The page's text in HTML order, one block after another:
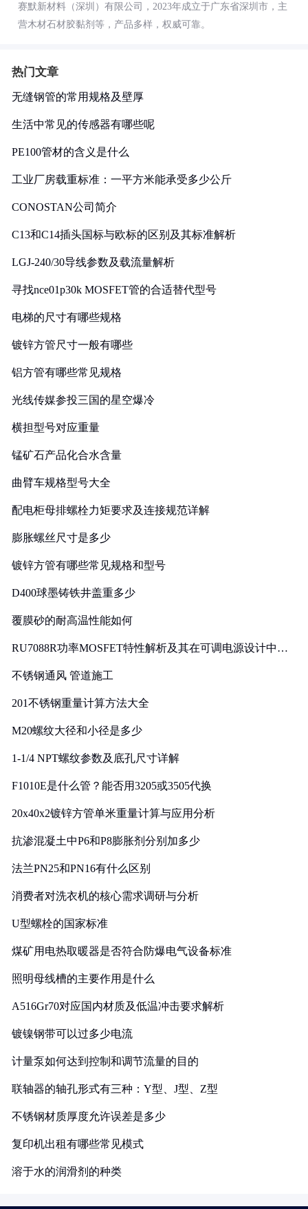
赛默新材料（深圳）有限公司，2023年成立于广东省深圳市，主
营木材石材胶黏剂等，产品多样，权威可靠。
热门文章
无缝钢管的常用规格及壁厚
生活中常见的传感器有哪些呢
PE100管材的含义是什么
工业厂房载重标准：一平方米能承受多少公斤
CONOSTAN公司简介
C13和C14插头国标与欧标的区别及其标准解析
LGJ-240/30导线参数及载流量解析
寻找nce01p30k MOSFET管的合适替代型号
电梯的尺寸有哪些规格
镀锌方管尺寸一般有哪些
铝方管有哪些常见规格
光线传媒参投三国的星空爆冷
横担型号对应重量
锰矿石产品化合水含量
曲臂车规格型号大全
配电柜母排螺栓力矩要求及连接规范详解
膨胀螺丝尺寸是多少
镀锌方管有哪些常见规格和型号
D400球墨铸铁井盖重多少
覆膜砂的耐高温性能如何
RU7088R功率MOSFET特性解析及其在可调电源设计中的
不锈钢通风 管道施工
201不锈钢重量计算方法大全
M20螺纹大径和小径是多少
1-1/4 NPT螺纹参数及底孔尺寸详解
F1010E是什么管？能否用3205或3505代换
20x40x2镀锌方管单米重量计算与应用分析
抗渗混凝土中P6和P8膨胀剂分别加多少
法兰PN25和PN16有什么区别
消费者对洗衣机的核心需求调研与分析
U型螺栓的国家标准
煤矿用电热取暖器是否符合防爆电气设备标准
照明母线槽的主要作用是什么
A516Gr70对应国内材质及低温冲击要求解析
镀镍钢带可以过多少电流
计量泵如何达到控制和调节流量的目的
联轴器的轴孔形式有三种：Y型、J型、Z型
不锈钢材质厚度允许误差是多少
复印机出租有哪些常见模式
溶于水的润滑剂的种类